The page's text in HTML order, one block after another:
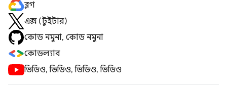
ব্লগ
এক্স (টুইটার)
কোড নমুনা, কোড নমুনা
কোডল্যাব
ভিডিও, ভিডিও, ভিডিও, ভিডিও